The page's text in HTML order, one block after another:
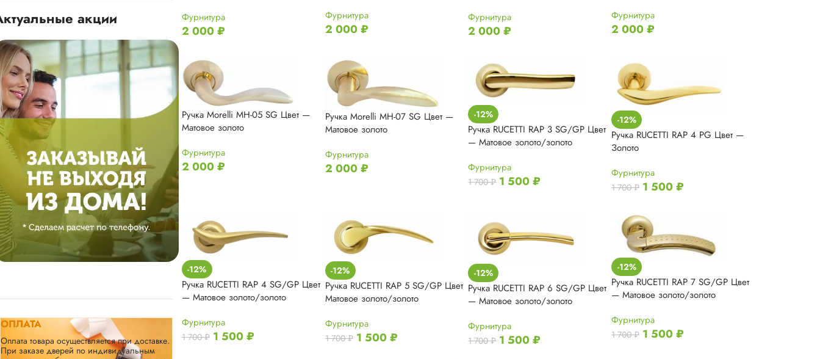
акции
ОПЛАТА
Оплата товара осуществляется при доставке.
При заказе дверей по индивидуальным
Фурнитура
2 000₽
Фурнитура
2 000₽
Фурнитура
2 000₽
Фурнитура
2 000₽
Ручка Morelli MH-05 SG Цвет —
Mатовое золото
Фурнитура
2 000₽
Ручка Morelli MH-07 SG Цвет —
Mатовое золото
Фурнитура
2 000₽
-12%
Ручка RUCETTI RAP 3 SG/GP Цвет
— Матовое золото/золото
Фурнитура
1 700₽ 1 500₽
-12%
Ручка RUCETTI RAP 4 PG Цвет —
Золото
Фурнитура
1 700₽ 1 500₽
-12%
Ручка RUCETTI RAP 4 SG/GP Цвет
— Матовое золото/золото
Фурнитура
1 700₽ 1 500₽
-12%
Ручка RUCETTI RAP 5 SG/GP Цвет
Матовое золото/золото
Фурнитура
1 700₽ 1 500₽
-12%
Ручка RUCETTI RAP 6 SG/GP Цвет
— Матовое золото/золото
Фурнитура
1 700₽ 1 500₽
-12%
Ручка RUCETTI RAP 7 SG/GP Цвет
— Матовое золото/золото
Фурнитура
1 700₽ 1 500₽